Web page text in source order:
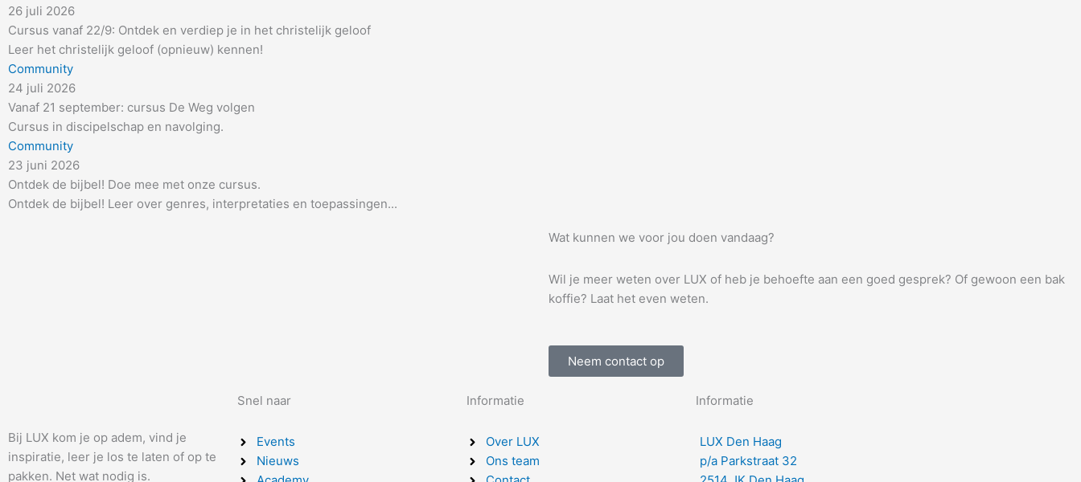
26 juli 2026
Cursus vanaf 22/9: Ontdek en verdiep je in het christelijk geloof
Leer het christelijk geloof (opnieuw) kennen!
Community
24 juli 2026
Vanaf 21 september: cursus De Weg volgen
Cursus in discipelschap en navolging.
Community
23 juni 2026
Ontdek de bijbel! Doe mee met onze cursus.
Ontdek de bijbel! Leer over genres, interpretaties en toepassingen...
Wat kunnen we voor jou doen vandaag?
Wil je meer weten over LUX of heb je behoefte aan een goed gesprek? Of gewoon een bak
koffie? Laat het even weten.
Neem contact op
Bij LUX kom je op adem, vind je
inspiratie, leer je los te laten of op te
pakken. Net wat nodig is.
Snel naar
Events
Nieuws
Informatie
Over LUX
Ons team
Informatie
LUX Den Haag
p/a Parkstraat 32